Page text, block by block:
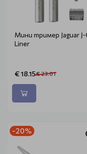
Мини тример Jaguar
Liner
€ 18.15€ 23.01
-20%